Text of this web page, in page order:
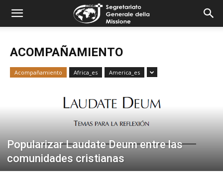
combonimission.net
ACOMPAÑAMIENTO
Acompañamiento Africa_es America_es
Popularizar Laudate Deum entre las
comunidades cristianas